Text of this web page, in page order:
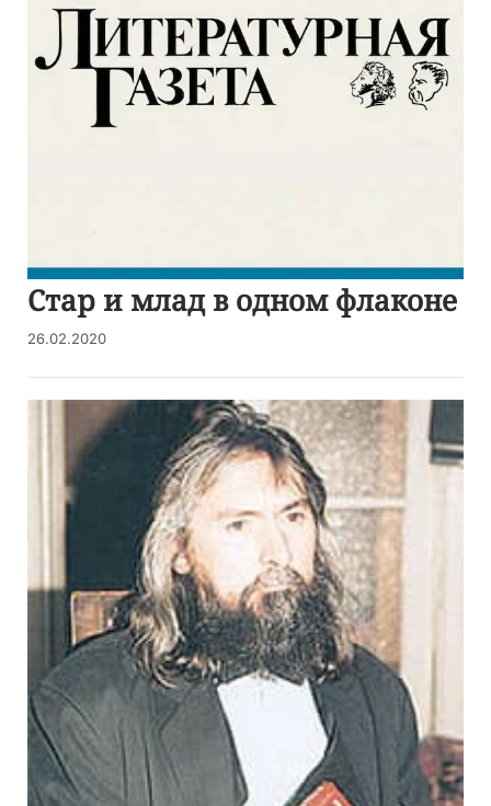
Стар и млад в одном флаконе
26.02.2020